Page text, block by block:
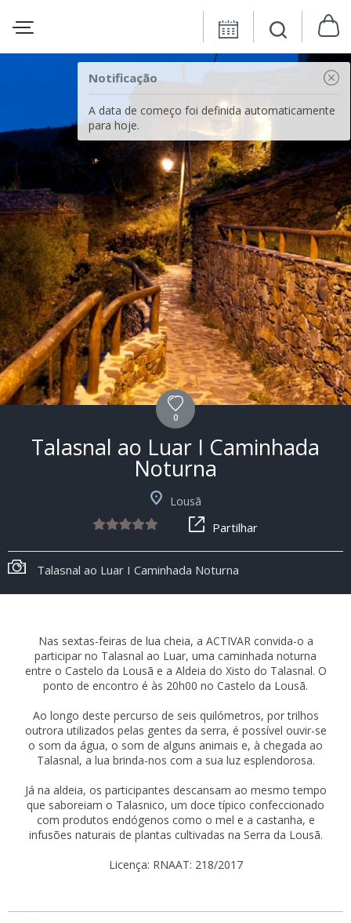
Notificação
A data de começo foi definida automaticamente
para hoje.
0
Talasnal ao Luar I Caminhada
Noturna
Lousã
Partilhar
Talasnal ao Luar I Caminhada Noturna
Nas sextas-feiras de lua cheia, a ACTIVAR convida-o a
participar no Talasnal ao Luar, uma caminhada noturna
entre o Castelo da Lousã e a Aldeia do Xisto do Talasnal. O
ponto de encontro é às 20h00 no Castelo da Lousã.
Ao longo deste percurso de seis quilómetros, por trilhos
outrora utilizados pelas gentes da serra, é possível ouvir-se
o som da água, o som de alguns animais e, à chegada ao
Talasnal, a lua brinda-nos com a sua luz esplendorosa.
Já na aldeia, os participantes descansam ao mesmo tempo
que saboreiam o Talasnico, um doce típico confeccionado
com produtos endógenos como o mel e a castanha, e
infusões naturais de plantas cultivadas na Serra da Lousã.
Licença: RNAAT: 218/2017